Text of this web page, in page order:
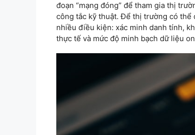
đoạn “mạng đóng” để tham gia thị
công tắc kỹ thuật. Để thị trường có thể
nhiều điều kiện: xác minh danh tính,
thực tế và mức độ minh bạch dữ liệu